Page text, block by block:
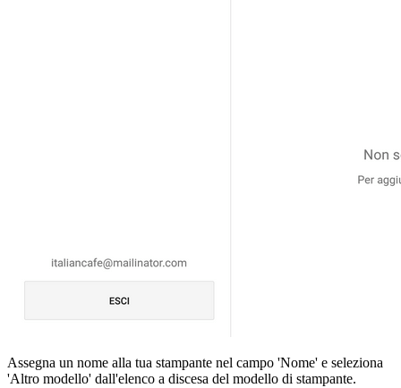
Assegna un nome alla tua stampante nel campo 'Nome' e seleziona
'Altro modello' dall'elenco a discesa del modello di stampante.